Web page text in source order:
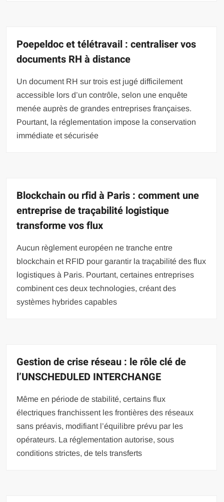
Poepeldoc et télétravail : centraliser vos
documents RH à distance
Un document RH sur trois est jugé difficilement
accessible lors d’un contrôle, selon une enquête
menée auprès de grandes entreprises françaises.
Pourtant, la réglementation impose la conservation
immédiate et sécurisée
Blockchain ou rfid à Paris : comment une
entreprise de traçabilité logistique
transforme vos flux
Aucun règlement européen ne tranche entre
blockchain et RFID pour garantir la traçabilité des flux
logistiques à Paris. Pourtant, certaines entreprises
combinent ces deux technologies, créant des
systèmes hybrides capables
Gestion de crise réseau : le rôle clé de
l’UNSCHEDULED INTERCHANGE
Même en période de stabilité, certains flux
électriques franchissent les frontières des réseaux
sans préavis, modifiant l’équilibre prévu par les
opérateurs. La réglementation autorise, sous
conditions strictes, de tels transferts